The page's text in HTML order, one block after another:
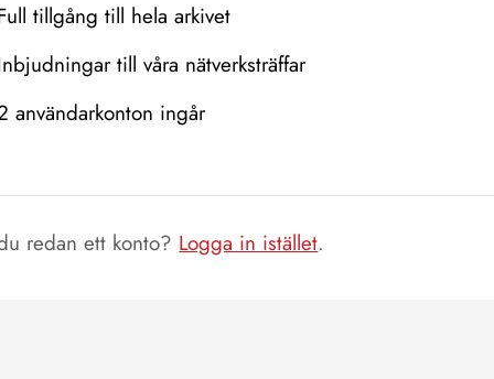
tillgång till hela arkivet
till våra nätverksträffar
användarkonton ingår
redan ett konto? Logga in istället.